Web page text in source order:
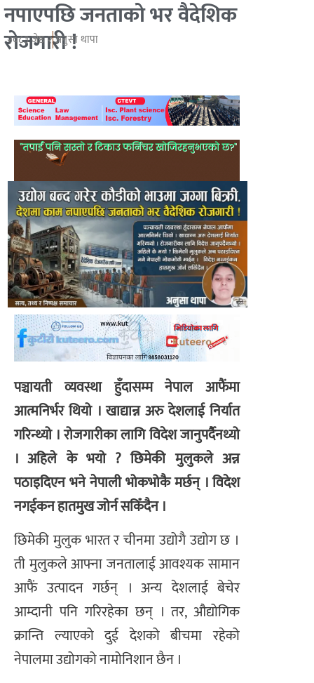
नपाएपछि जनताको भर वैदेशिक
रोजगारी !
२०८३ जेष्ठ २अनुसा थापा
पञ्चायती व्यवस्था हुँदासम्म नेपाल आफैंमा
आत्मनिर्भर थियो । खाद्यान्न अरु देशलाई निर्यात
गरिन्थ्यो । रोजगारीका लागि विदेश जानुपर्दैनथ्यो
। अहिले के भयो ? छिमेकी मुलुकले अन्न
पठाइदिएन भने नेपाली भोकभोकै मर्छन् । विदेश
नगईकन हातमुख जोर्न सकिँदैन ।
छिमेकी मुलुक भारत र चीनमा उद्योगै उद्योग छ ।
ती मुलुकले आफ्ना जनतालाई आवश्यक सामान
आफैं उत्पादन गर्छन् । अन्य देशलाई बेचेर
आम्दानी पनि गरिरहेका छन् । तर, औद्योगिक
क्रान्ति ल्याएको दुई देशको बीचमा रहेको
नेपालमा उद्योगको नामोनिशान छैन ।